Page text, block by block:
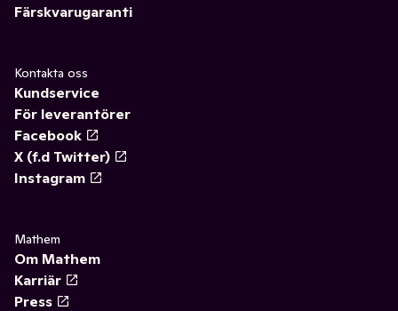
Färskvarugaranti
Kontakta oss
Kundservice
För leverantörer
Facebook
X (f.d Twitter)
Instagram
Mathem
Om Mathem
Karriär
Press